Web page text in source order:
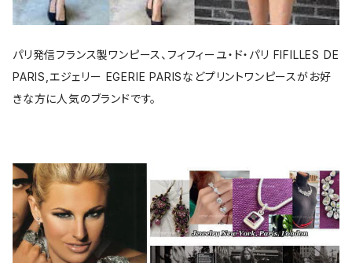
パリ発信フランス製ワンピース、フィフィーユ・ド・パリ FIFILLES DE
PARIS,エジェリー EGERIE PARISなどプリントワンピースがお好
きな方に人気のブランドです。